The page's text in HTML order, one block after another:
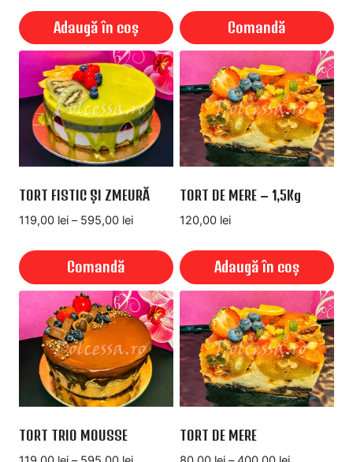
Adaugă în coș
prețuri:
178,50 lei
până
la
357,00 lei
Comandă
Acest
produs
are
mai
multe
variații.
pot
fi
în
pagina
produsului.
TORT FISTIC ȘI ZMEURĂ
119,00 lei – 595,00 leiInterval
prețuri:
119,00 lei
până
la
595,00 lei
Comandă
Acest
produs
are
mai
multe
variații.
pot
TORT DE MERE – 1,5Kg
120,00 lei
Adaugă în coș
TORT TRIO MOUSSE TORT DE MERE